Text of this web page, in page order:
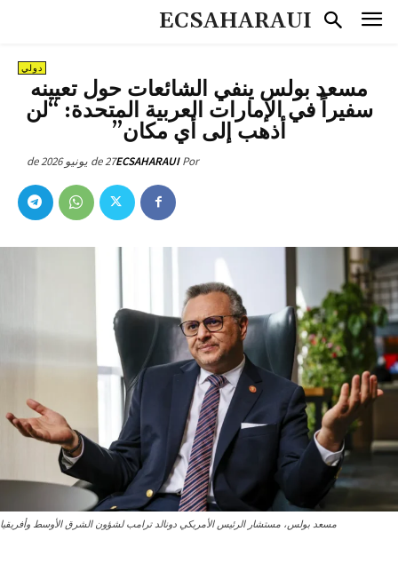
ECSAHARAUI
دولي
مسعد بولس ينفي الشائعات حول تعيينه
سفيراً في الإمارات العربية المتحدة: “لن
أذهب إلى أي مكان”
Por
ECSAHARAUI27 de يونيو de 2026
مسعد بولس، مستشار الرئيس الأمريكي دونالد ترامب لشؤون الشرق الأوسط وأفريقيا